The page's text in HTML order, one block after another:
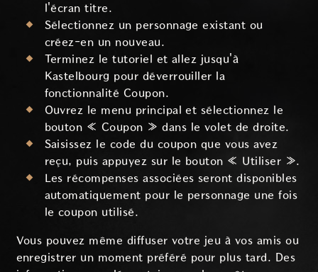
l'écran titre.
Sélectionnez un personnage existant ou
créez-en un nouveau.
Terminez le tutoriel et allez jusqu'à
Kastelbourg pour déverrouiller la
fonctionnalité Coupon.
Ouvrez le menu principal et sélectionnez le
bouton « Coupon » dans le volet de droite.
Saisissez le code du coupon que vous avez
reçu, puis appuyez sur le bouton « Utiliser ».
Les récompenses associées seront disponibles
automatiquement pour le personnage une fois
le coupon utilisé.
Vous pouvez même diffuser votre jeu à vos amis ou
enregistrer un moment préféré pour plus tard. Des